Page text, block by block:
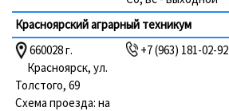
Красноярский аграрный техникум
660028 г.
Красноярск, ул.
Толстого, 69
Схема проезда: на
+7 (963) 181-02-92